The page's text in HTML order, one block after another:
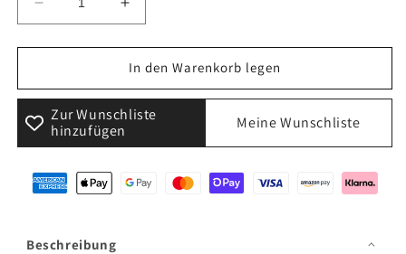
Verringere
die
Menge
HAGER
ESD225S
Installationsschütz
24V
2S
7a/b
Erhöhe
die
Menge
für
HAGER
ESD225S
Installationsschütz
24V
2S
In den Warenkorb legen
Zur Wunschliste
hinzufügen
Meine Wunschliste
Beschreibung